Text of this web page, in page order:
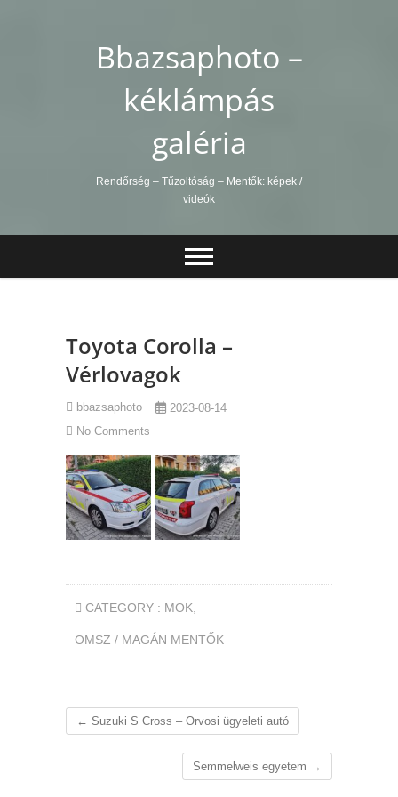
Bbazsaphoto –
kéklámpás
galéria
Rendőrség – Tűzoltóság – Mentők: képek /
videók
Toyota Corolla –
Vérlovagok
bbazsaphoto
2023-08-14
No Comments
CATEGORY : MOK
OMSZ / MAGÁN MENTŐK
← Suzuki S Cross – Orvosi ügyeleti autó
Semmelweis egyetem →